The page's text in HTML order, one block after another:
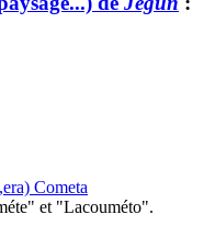
Cometa
et "Lacouméto".